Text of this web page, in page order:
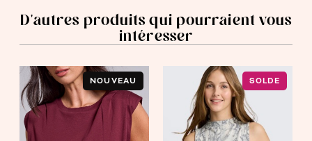
D'autres produits qui pourraient vous
intéresser
NOUVEAU SOLDE